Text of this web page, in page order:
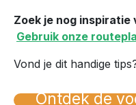
Zoek je nog inspiratie
Gebruik onze
Vond je dit handige
Ontdek de